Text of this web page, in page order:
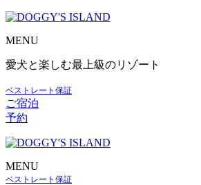
MENU
愛犬と楽しむ最上級のリゾート
ベストレート保証
ご宿泊
予約
MENU
ベストレート保証